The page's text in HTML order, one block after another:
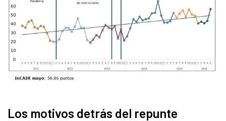
Los motivos detrás del repunte